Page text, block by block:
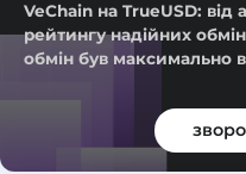
VeChain на TrueUSD: від
рейтингу надійних
обмін був максимально